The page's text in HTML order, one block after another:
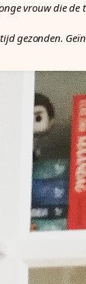
vrouw die de
gezonden.